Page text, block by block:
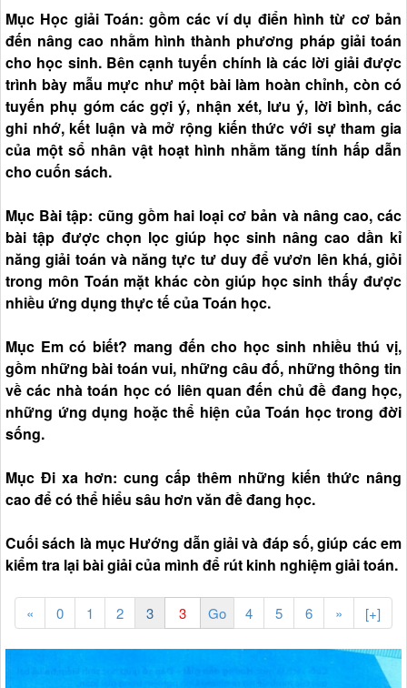
Mục Học giải Toán: gồm các ví dụ điển hình từ cơ bản
đến nâng cao nhằm hình thành phương pháp giải toán
cho học sinh. Bên cạnh tuyến chính là các lời giải được
trình bày mẫu mực như một bài làm hoàn chỉnh, còn có
tuyến phụ góm các gợi ý, nhận xét, lưu ý, lời bình, các
ghi nhớ, kết luận và mở rộng kiến thức với sự tham gia
của một sổ nhân vật hoạt hình nhằm tăng tính hấp dẫn
cho cuốn sách.
Mục Bài tập: cũng gồm hai loại cơ bản và nâng cao, các
bài tập được chọn lọc giúp học sinh nâng cao dần kỉ
năng giải toán và năng tực tư duy để vươn lên khá, giỏi
trong môn Toán mặt khác còn giúp học sinh thấy được
nhiều ứng dụng thực tế của Toán học.
Mục Em có biết? mang đến cho học sinh nhiều thú vị,
gồm những bài toán vui, những câu đố, những thông tin
về các nhà toán học có liên quan đến chủ đề đang học,
những ứng dụng hoặc thể hiện của Toán học trong đời
sống.
Mục Đi xa hơn: cung cấp thêm những kiến thức nâng
cao để có thể hiểu sâu hơn văn đề đang học.
Cuối sách là mục Hướng dẫn giải và đáp số, giúp các em
kiểm tra lại bài giải của mình để rút kinh nghiệm giải toán.
« 0 1 2 3 4 5 6 » [+]